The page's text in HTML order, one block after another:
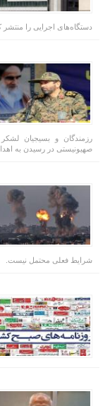
دستگاه‌های اجرایی را منتشر
صهیونیستی در رسیدن به
شرایط فعلی محتمل نیست.